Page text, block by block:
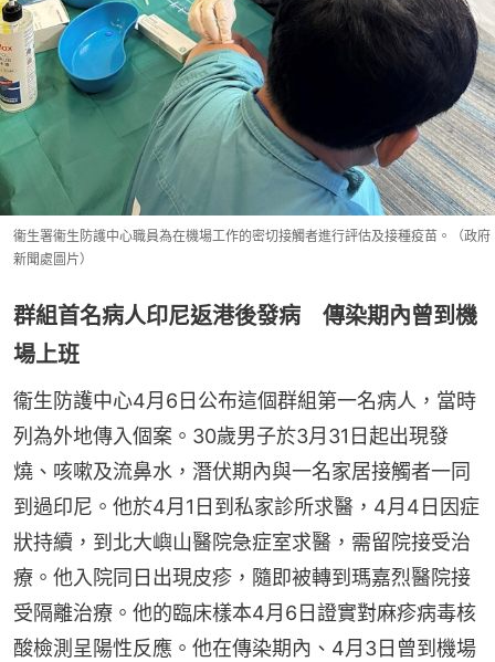
衞生署衞生防護中心職員為在機場工作的密切接觸者進行評估及接種疫苗。（政府
新聞處圖片）
群組首名病人印尼返港後發病 傳染期內曾到機
場上班
衞生防護中心4月6日公布這個群組第一名病人，當時
列為外地傳入個案。30歲男子於3月31日起出現發
燒、咳嗽及流鼻水，潛伏期內與一名家居接觸者一同
到過印尼。他於4月1日到私家診所求醫，4月4日因症
狀持續，到北大嶼山醫院急症室求醫，需留院接受治
療。他入院同日出現皮疹，隨即被轉到瑪嘉烈醫院接
受隔離治療。他的臨床樣本4月6日證實對麻疹病毒核
酸檢測呈陽性反應。他在傳染期內、4月3日曾到機場